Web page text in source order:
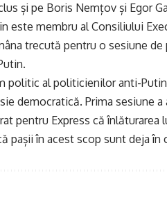
și pe Boris Nemțov și Egor
este membru al Consiliului
trecută pentru o sesiune de
politic al politicienilor anti-
democratică. Prima sesiune
pentru Express că
pașii în acest scop sunt deja în